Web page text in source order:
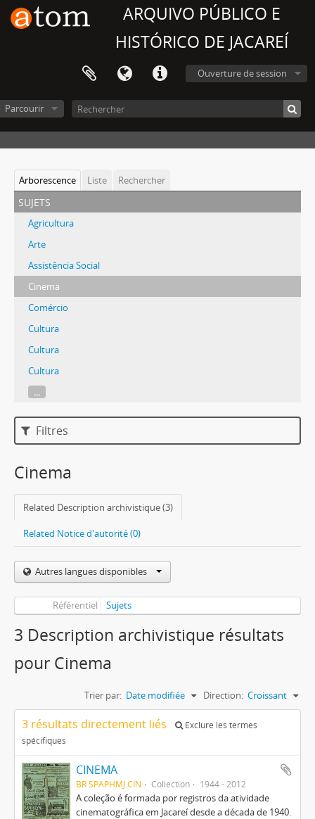
ARQUIVO PÚBLICO E
HISTÓRICO DE JACAREÍ
Ouverture de session
Parcourir
Arborescence Liste Rechercher
sujets
Agricultura
Arte
Assistência Social
Cinema
Comércio
Cultura
Cultura
Cultura
...
Filtres
Cinema
Related Description archivistique (3)
Related Notice d'autorité (0)
Autres langues disponibles
Référentiel Sujets
3 Description archivistique résultats
pour Cinema
Trier par: Date modifiée Direction: Croissant
3 résultats directement liés
Exclure les termes
spécifiques
CINEMA
BR SPAPHMJ CIN Collection 1944 - 2012
A coleção é formada por registros da atividade
cinematográfica em Jacareí desde a década de 1940.